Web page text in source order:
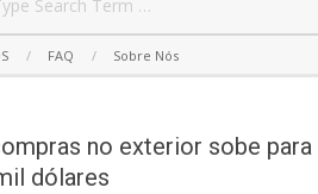
FAQ Sobre Nós
no exterior sobe para
dólares